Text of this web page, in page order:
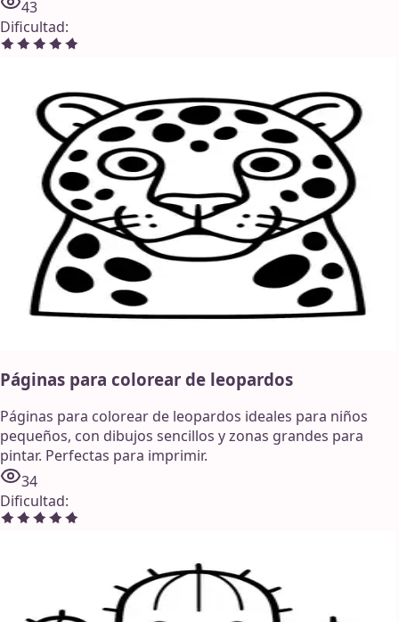
43
Dificultad:
Páginas para colorear de leopardos
Páginas para colorear de leopardos ideales para niños
pequeños, con dibujos sencillos y zonas grandes para
pintar. Perfectas para imprimir.
34
Dificultad: